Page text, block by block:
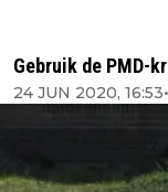
Gebruik de PMD-
24 JUN 2020, 16:53•